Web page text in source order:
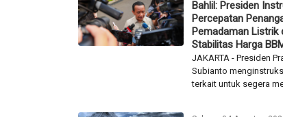
Bahlil: Presiden
Percepatan
Pemadaman Listrik
Stabilitas Harga
JAKARTA - Presiden
Subianto
terkait untuk segera